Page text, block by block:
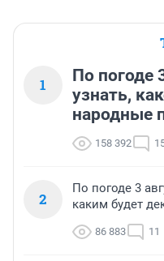
1
По
узнать,
народные
158 392
2
По погоде 3
каким будет
86 883 11